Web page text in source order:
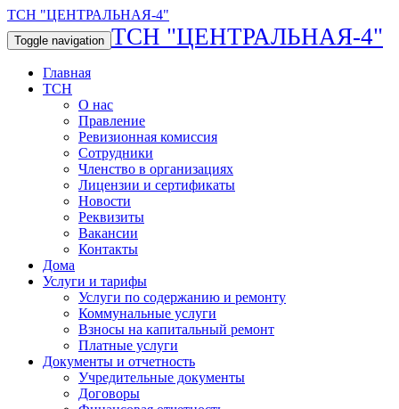
ТСН "ЦЕНТРАЛЬНАЯ-4"
Toggle navigation ТСН "ЦЕНТРАЛЬНАЯ-4"
Главная
ТСН
О нас
Правление
Ревизионная комиссия
Сотрудники
Членство в организациях
Лицензии и сертификаты
Новости
Реквизиты
Вакансии
Контакты
Дома
Услуги и тарифы
Услуги по содержанию и ремонту
Коммунальные услуги
Взносы на капитальный ремонт
Платные услуги
Документы и отчетность
Учредительные документы
Договоры